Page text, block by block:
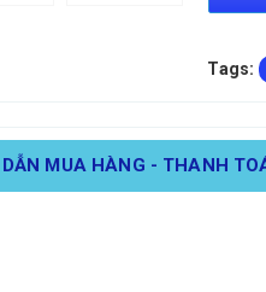
Tags:
DẪN MUA HÀNG - THANH